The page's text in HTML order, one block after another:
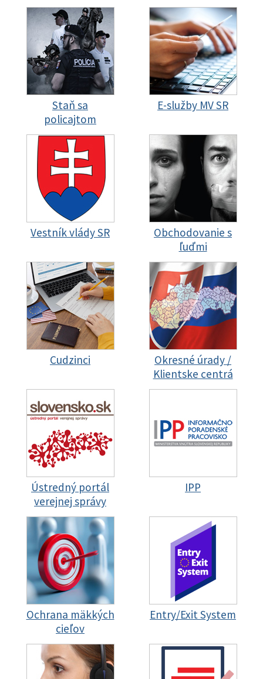
Staň sa
policajtom
E-služby MV SR
Vestník vlády SR
Obchodovanie s
ľuďmi
Cudzinci
Okresné úrady /
Klientske centrá
Ústredný portál
verejnej správy
IPP
Ochrana mäkkých
cieľov
Entry/Exit System